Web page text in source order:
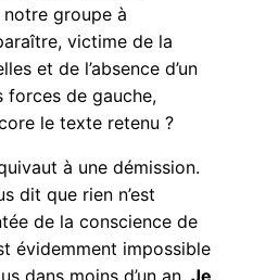
groupe à
victime de la
et de l’absence d’un
forces de gauche,
le texte retenu ?
à une démission.
dit que rien n’est
de la conscience de
évidemment impossible